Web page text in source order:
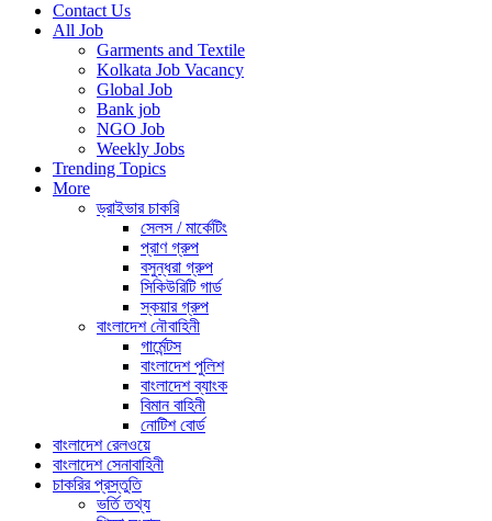
Contact Us
All Job
Garments and Textile
Kolkata Job Vacancy
Global Job
Bank job
NGO Job
Weekly Jobs
Trending Topics
More
ড্রাইভার চাকরি
সেলস / মার্কেটিং
প্রাণ গ্রুপ
বসুন্ধরা গ্রুপ
সিকিউরিটি গার্ড
স্কয়ার গ্রুপ
বাংলাদেশ নৌবাহিনী
গার্মেন্টস
বাংলাদেশ পুলিশ
বাংলাদেশ ব্যাংক
বিমান বাহিনী
নোটিশ বোর্ড
বাংলাদেশ রেলওয়ে
বাংলাদেশ সেনাবাহিনী
চাকরির প্রস্তুতি
ভর্তি তথ্য